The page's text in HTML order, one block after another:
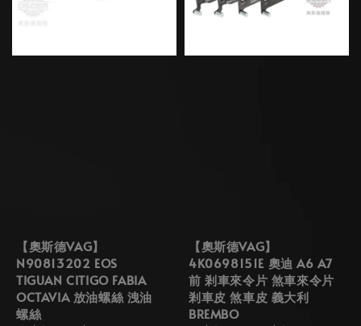
【奧斯德VAG】
N90813202 EOS
TIGUAN CITIGO FABIA
OCTAVIA 放油螺絲 洩油
螺絲
【奧斯德VAG】
4K0698151E 奧迪 A6 A7
前 剎車來令片 煞車來令片
剎車皮 煞車皮 義大利
BREMBO